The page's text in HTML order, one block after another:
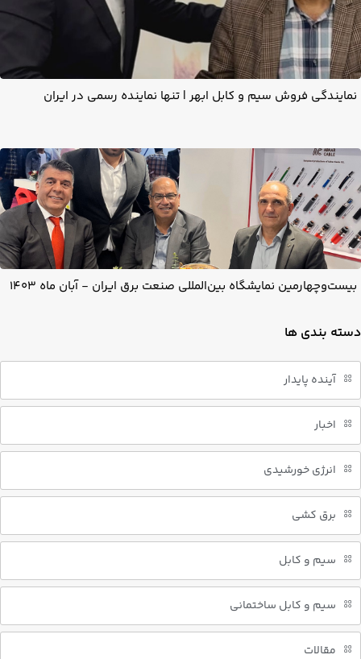
نمایندگی فروش سیم و کابل ابهر | تنها نماینده رسمی در ایران
بیست‌وچهارمین نمایشگاه بین‌المللی صنعت برق ایران - آبان ماه 1403
دسته بندی ها
آینده پایدار
اخبار
انرژی خورشیدی
برق کشی
سیم و کابل
سیم و کابل ساختمانی
مقالات